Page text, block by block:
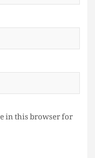
in this browser for